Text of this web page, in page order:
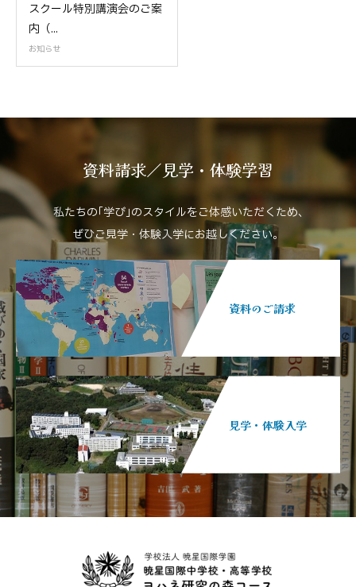
スクール特別講演会のご案
内（...
お知らせ
資料請求／見学・体験学習
私たちの｢学び｣のスタイルをご体感いただくため､
ぜひご見学・体験入学にお越しください。
資料のご請求
見学・体験入学